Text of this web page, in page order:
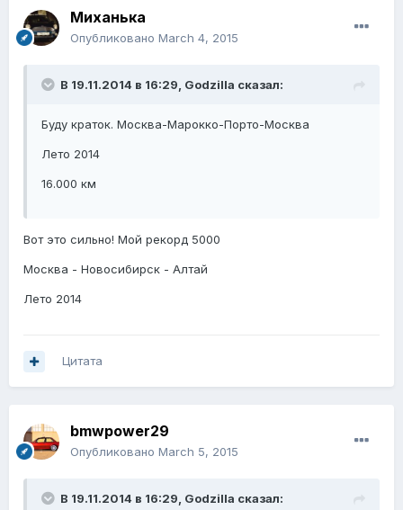
Миханька
Опубликовано March 4, 2015
В 19.11.2014 в 16:29, Godzilla сказал:
Буду краток. Москва-Марокко-Порто-Москва
Лето 2014
16.000 км
Вот это сильно! Мой рекорд 5000
Москва - Новосибирск - Алтай
Лето 2014
Цитата
bmwpower29
Опубликовано March 5, 2015
В 19.11.2014 в 16:29, Godzilla сказал: